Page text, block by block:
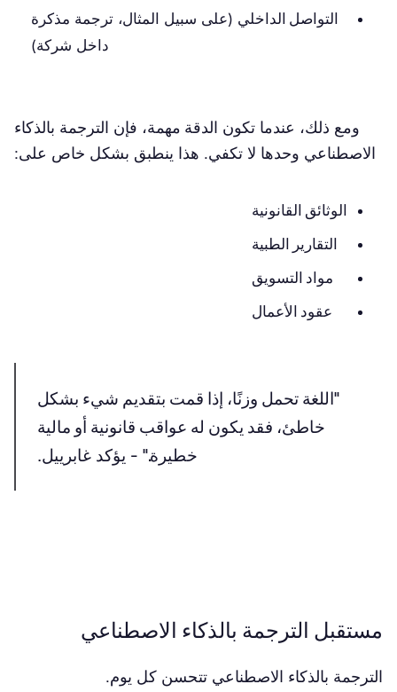
التواصل الداخلي (على سبيل المثال، ترجمة مذكرة
داخل شركة)
ومع ذلك، عندما تكون الدقة مهمة، فإن الترجمة بالذكاء
الاصطناعي وحدها لا تكفي. هذا ينطبق بشكل خاص على:
الوثائق القانونية
التقارير الطبية
مواد التسويق
عقود الأعمال
"اللغة تحمل وزنًا، إذا قمت بتقديم شيء بشكل
خاطئ، فقد يكون له عواقب قانونية أو مالية
خطيرة." - يؤكد غابرييل.
مستقبل الترجمة بالذكاء الاصطناعي
الترجمة بالذكاء الاصطناعي تتحسن كل يوم.